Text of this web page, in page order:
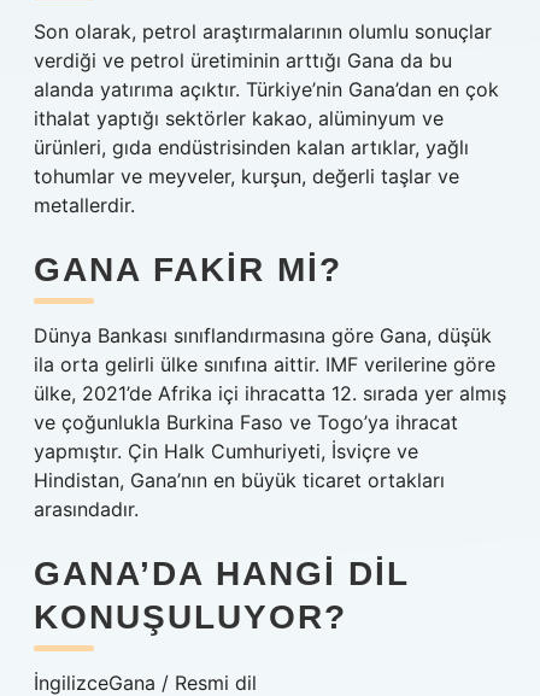
Son olarak, petrol araştırmalarının olumlu sonuçlar
verdiği ve petrol üretiminin arttığı Gana da bu
alanda yatırıma açıktır. Türkiye’nin Gana’dan en çok
ithalat yaptığı sektörler kakao, alüminyum ve
ürünleri, gıda endüstrisinden kalan artıklar, yağlı
tohumlar ve meyveler, kurşun, değerli taşlar ve
metallerdir.
GANA FAKIR MI?
Dünya Bankası sınıflandırmasına göre Gana, düşük
ila orta gelirli ülke sınıfına aittir. IMF verilerine göre
ülke, 2021’de Afrika içi ihracatta 12. sırada yer almış
ve çoğunlukla Burkina Faso ve Togo’ya ihracat
yapmıştır. Çin Halk Cumhuriyeti, İsviçre ve
Hindistan, Gana’nın en büyük ticaret ortakları
arasındadır.
GANA’DA HANGI DIL
KONUŞULUYOR?
İngilizceGana / Resmi dil